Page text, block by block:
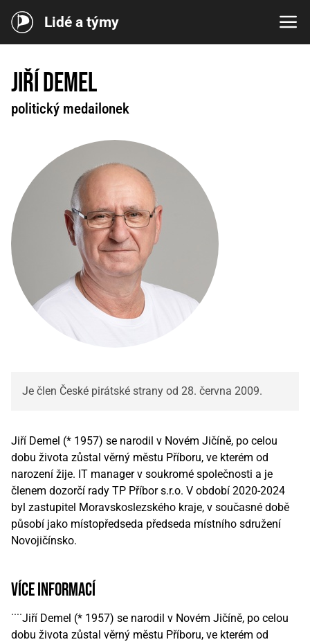
Lidé a týmy
Jiří Demel
politický medailonek
Je člen České pirátské strany od 28. června 2009.
Jiří Demel (* 1957) se narodil v Novém Jičíně, po celou
dobu života zůstal věrný městu Příboru, ve kterém od
narození žije. IT manager v soukromé společnosti a je
členem dozorčí rady TP Příbor s.r.o. V období 2020-2024
byl zastupitel Moravskoslezského kraje, v současné době
působí jako místopředseda předseda místního sdružení
Novojičínsko.
více informací
˙˙˙˙Jiří Demel (* 1957) se narodil v Novém Jičíně, po celou
dobu života zůstal věrný městu Příboru, ve kterém od